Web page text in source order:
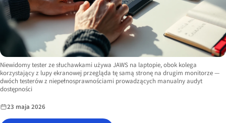
Image description:
Niewidomy tester ze słuchawkami używa JAWS na laptopie, obok kolega
korzystający z lupy ekranowej przegląda tę samą stronę na drugim monitorze —
dwóch testerów z niepełnosprawnościami prowadzących manualny audyt
dostępności
23 maja 2026